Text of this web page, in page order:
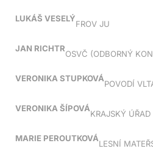
LUKÁŠ VESELÝ
FROV JU
JAN RICHTR
OSVČ (ODBORNÝ
VERONIKA STUPKOVÁ
POVODÍ
VERONIKA ŠÍPOVÁ
KRAJSKÝ
MARIE PEROUTKOVÁ
LESNÍ